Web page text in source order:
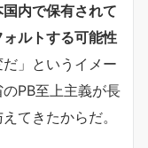
国内で保有されて
ルトする可能性
」というイメー
PB至上主義が長
てきたからだ。